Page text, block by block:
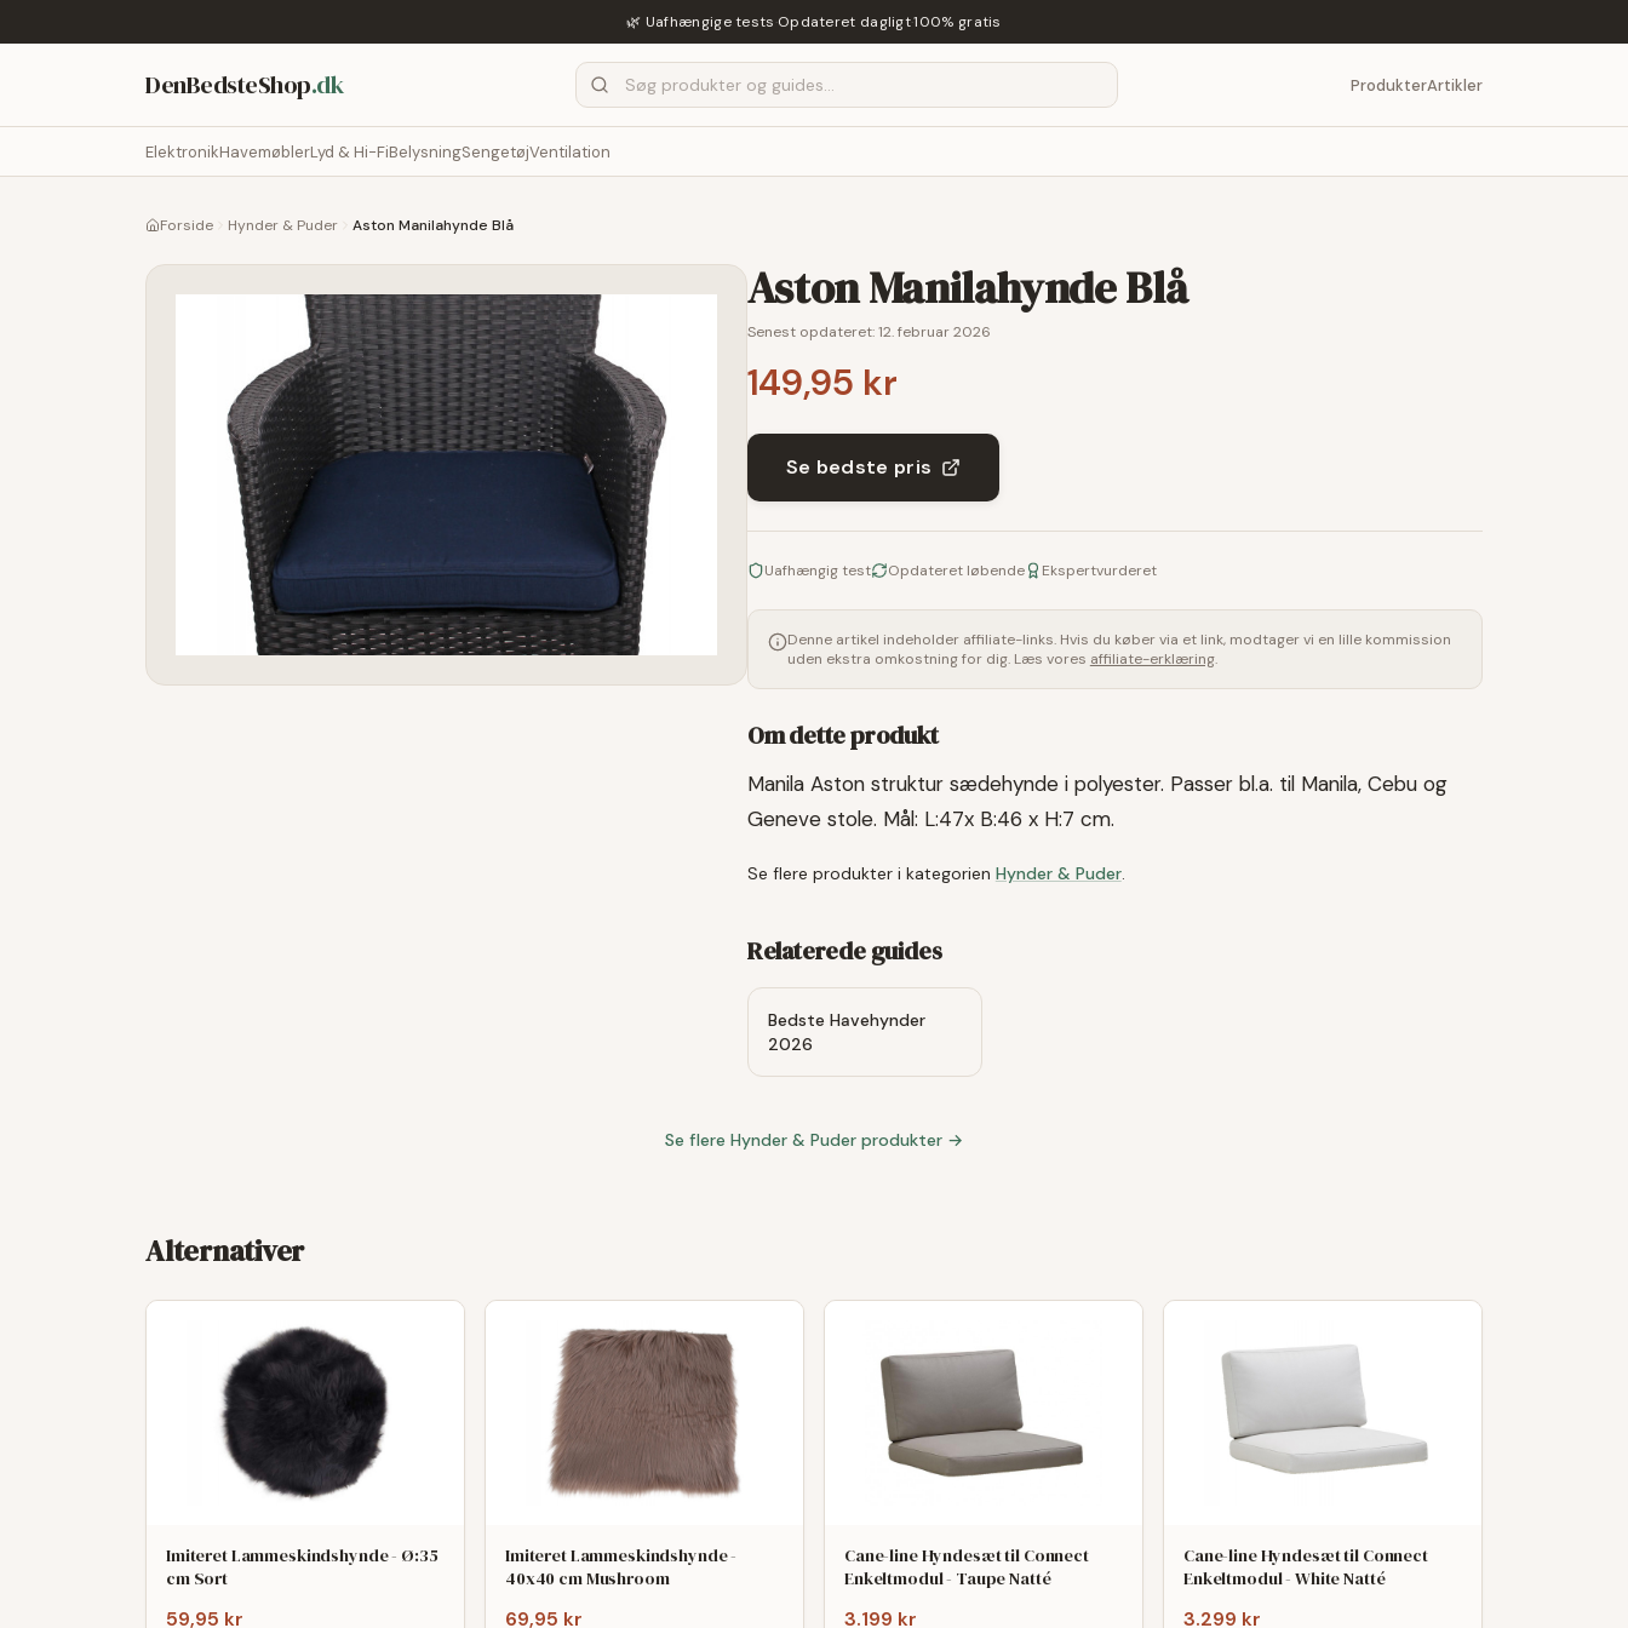
🌿 Uafhængige tests·Opdateret dagligt·100% gratis
DenBedsteShop.dk ProdukterArtikler
ElektronikHavemøblerLyd & Hi-FiBelysningSengetøjVentilation
Forside Hynder & Puder Aston Manilahynde Blå
Aston Manilahynde Blå
Senest opdateret:12. februar 2026
149,95 kr
Se bedste pris
Uafhængig test Opdateret løbende Ekspertvurderet
Denne artikel indeholder affiliate-links. Hvis du køber via et link, modtager vi en lille kommission
uden ekstra omkostning for dig. Læs vores affiliate-erklæring.
Om dette produkt
Manila Aston struktur sædehynde i polyester. Passer bl.a. til Manila, Cebu og
Geneve stole. Mål: L:47x B:46 x H:7 cm.
Se flere produkter i kategorien Hynder & Puder.
Relaterede guides
Bedste Havehynder
2026
Se flere Hynder & Puder produkter →
Alternativer
Imiteret Lammeskindshynde - Ø:35
cm Sort
59,95 kr
Imiteret Lammeskindshynde -
40x40 cm Mushroom
69,95 kr
Cane-line Hyndesæt til Connect
Enkeltmodul - Taupe Natté
3.199 kr
Cane-line Hyndesæt til Connect
Enkeltmodul - White Natté
3.299 kr